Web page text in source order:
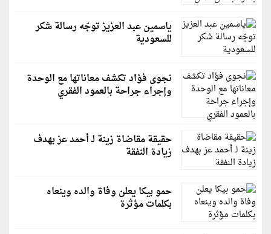
ياسمين عبد العزيز توجّه رسالة شكر
للسعودية
نجوى فؤاد تكشف معاناتها مع الوحدة
وإجراء جراحة بالعمود الفقري
حقيقة مقاضاة زينة لـ أحمد عز بهدف
زيادة النفقة
حمو بيكا يعلن وفاة والده وينعاه
بكلمات مؤثرة